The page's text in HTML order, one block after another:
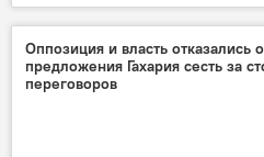
Грузия
Великобритания
Коронавирус COVID-19
Оппозиция и власть отказались
предложения Гахария сесть за
переговоров